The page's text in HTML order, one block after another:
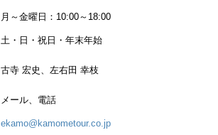
月～金曜日：10:00～18:00
土・日・祝日・年末年始
古寺 宏史、左右田 幸枝
メール、電話
ekamo@kamometour.co.jp